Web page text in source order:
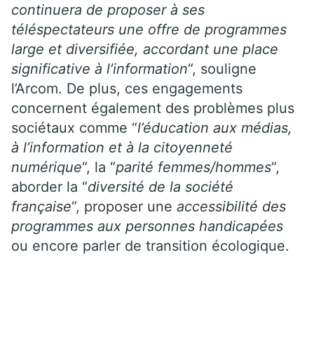
continuera de proposer à ses
téléspectateurs une offre de programmes
large et diversifiée, accordant une place
significative à l’information“, souligne
l’Arcom. De plus, ces engagements
concernent également des problèmes plus
sociétaux comme “l’éducation aux médias,
à l’information et à la citoyenneté
numérique“, la “parité femmes/hommes“,
aborder la “diversité de la société
française“, proposer une accessibilité des
programmes aux personnes handicapées
ou encore parler de transition écologique.